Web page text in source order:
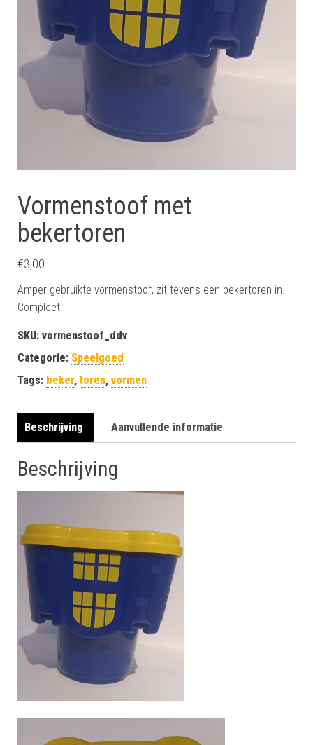
Vormenstoof met
bekertoren
€3,00
Amper gebruikte vormenstoof, zit tevens een bekertoren in.
Compleet.
SKU: vormenstoof_ddv
Categorie: Speelgoed
Tags: beker, toren, vormen
Beschrijving Aanvullende informatie
Beschrijving